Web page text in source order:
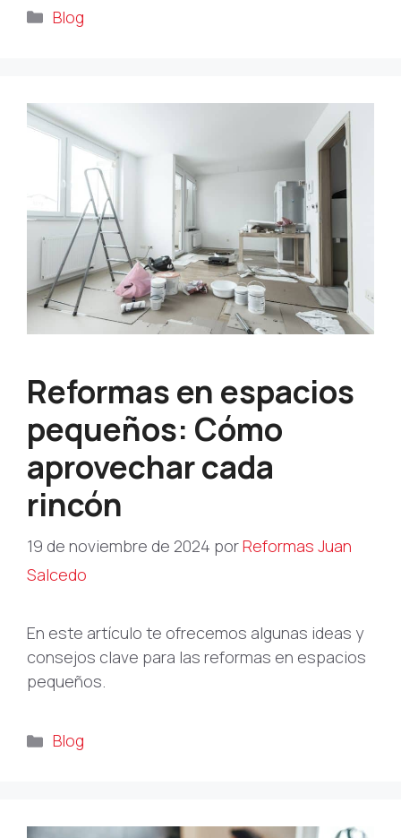
Categorías
Blog
Reformas en espacios
pequeños: Cómo
aprovechar cada
rincón
19 de noviembre de 2024 porReformas Juan
Salcedo
En este artículo te ofrecemos algunas ideas y
consejos clave para las reformas en espacios
pequeños.
Categorías
Blog